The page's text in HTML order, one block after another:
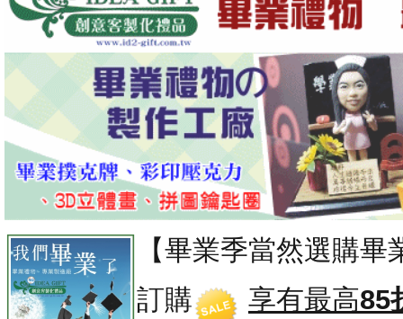
【畢業季當然選購
訂購
享有最高85